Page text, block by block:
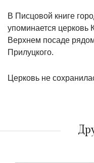
В Писцовой книге
упоминается церковь
Верхнем посаде
Прилуцкого.
Церковь не